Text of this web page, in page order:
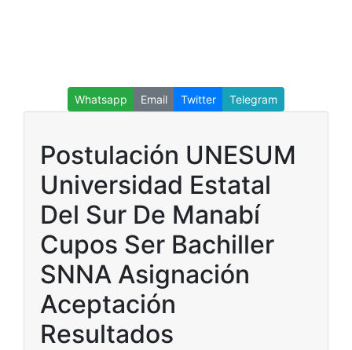
Whatsapp Email Twitter Telegram
Postulación UNESUM
Universidad Estatal
Del Sur De Manabí
Cupos Ser Bachiller
SNNA Asignación
Aceptación
Resultados